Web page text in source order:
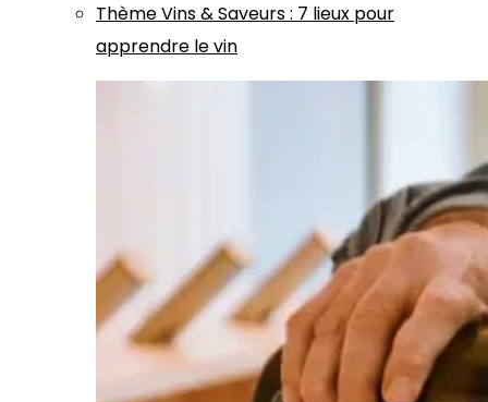
ThèmeVins & Saveurs: 7 lieux pour
apprendre le vin